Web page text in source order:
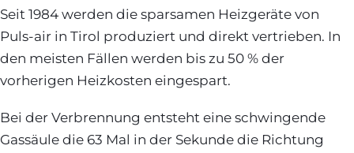
Seit 1984 werden die sparsamen Heizgeräte von
Puls-air in Tirol produziert und direkt vertrieben. In
den meisten Fällen werden bis zu 50 % der
vorherigen Heizkosten eingespart.
Bei der Verbrennung entsteht eine schwingende
Gassäule die 63 Mal in der Sekunde die Richtung